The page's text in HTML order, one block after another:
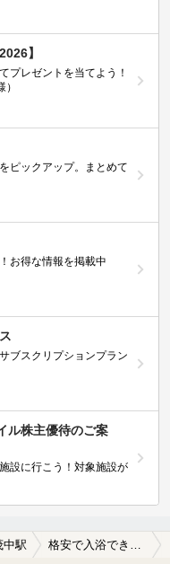
】
プレゼントを当てよう！
ピックアップ。まとめて
お得な情報を掲載中
ブスクリプションプラン
ル株主優待のご案
設に行こう！対象施設が
中駅